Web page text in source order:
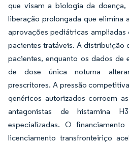
que visam a biologia da
liberação prolongada que elimina
aprovações pediátricas
pacientes tratáveis. A distribuição
pacientes, enquanto os dados de
de dose única noturna
prescritores. A pressão
genéricos autorizados corroem
antagonistas de histamina
especializadas. O
licenciamento transfronteiriço